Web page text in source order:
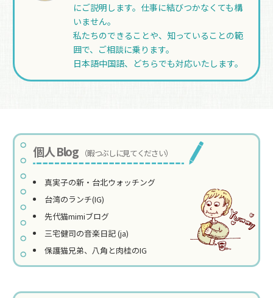
にご説明します。仕事に結びつかなくても構
いません。
私たちのできることや、知っていることの範
囲で、ご相談に乗ります。
日本語中国語、どちらでも対応いたします。
個人 Blog （暇つぶしに見てください）
真実子の新・台北ウォッチング
台湾のランチ(IG)
先代猫mimiブログ
三宅健司の音楽日記 (ja)
保護猫兄弟、八角と肉桂のIG